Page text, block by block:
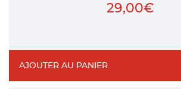
29,00€
AJOUTER AU PANIER